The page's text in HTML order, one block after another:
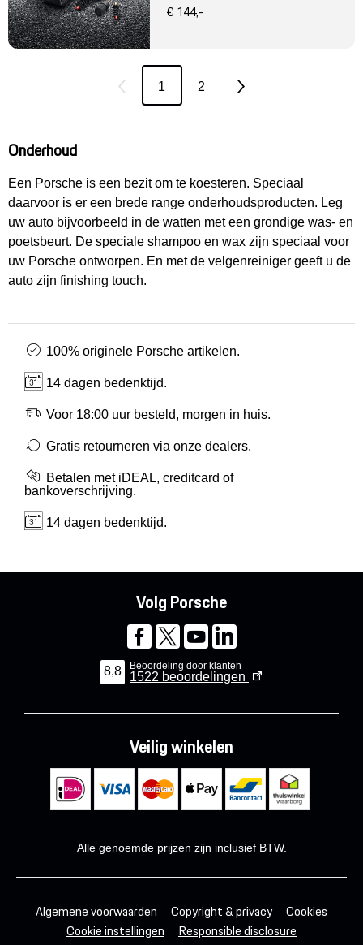
€ 144,-
1 2
Onderhoud
Een Porsche is een bezit om te koesteren. Speciaal
daarvoor is er een brede range onderhoudsproducten. Leg
uw auto bijvoorbeeld in de watten met een grondige was- en
poetsbeurt. De speciale shampoo en wax zijn speciaal voor
uw Porsche ontworpen. En met de velgenreiniger geeft u de
auto zijn finishing touch.
100% originele Porsche artikelen.
14 dagen bedenktijd.
Voor 18:00 uur besteld, morgen in huis.
Gratis retourneren via onze dealers.
Betalen met iDEAL, creditcard of
bankoverschrijving.
14 dagen bedenktijd.
Volg Porsche
8,8 Beoordeling door klanten
1522 beoordelingen
Veilig winkelen
Alle genoemde prijzen zijn inclusief BTW.
Algemene voorwaarden Copyright & privacy
Cookies
Cookie instellingen
Responsible disclosure